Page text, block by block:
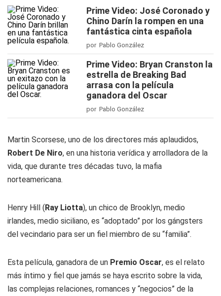
Prime Video: José Coronado y
Chino Darín la rompen en una
fantástica cinta española
por Pablo González
Prime Video: Bryan Cranston la
estrella de Breaking Bad
arrasa con la película
ganadora del Oscar
por Pablo González
Martin Scorsese, uno de los directores más aplaudidos,
Robert De Niro, en una historia verídica y arrolladora de la
vida, que durante tres décadas tuvo, la mafia
norteamericana.
Henry Hill (Ray Liotta), un chico de Brooklyn, medio
irlandes, medio siciliano, es “adoptado” por los gángsters
del vecindario para ser un fiel miembro de su “familia”.
Esta película, ganadora de un Premio Oscar, es el relato
más íntimo y fiel que jamás se haya escrito sobre la vida,
las complejas relaciones, romances y “negocios” de la